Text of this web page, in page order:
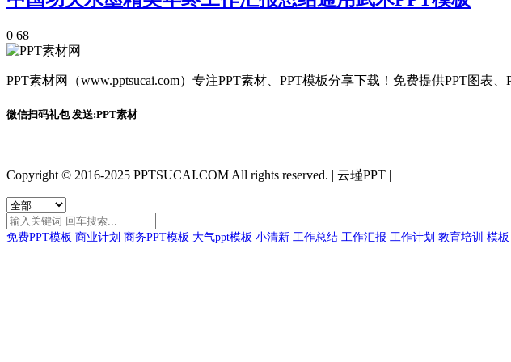
0 68
PPT素材网（www.pptsucai.com）专注PPT素材、PPT模板分享下载！免费提供PPT图表
微信扫码礼包 发送:PPT素材
Copyright © 2016-2025 PPTSUCAI.COM All rights reserved. | 云瑾PPT |
免费PPT模板 商业计划 商务PPT模板 大气ppt模板 小清新 工作总结 工作汇报 工作计划 教育培训 模板